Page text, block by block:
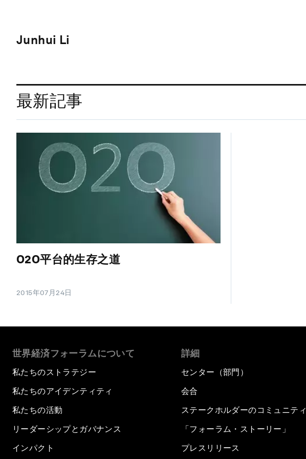
Junhui Li
最新記事
O2O平台的生存之道
2015年07月24日
世界経済フォーラムについて
私たちのストラテジー
私たちのアイデンティティ
私たちの活動
リーダーシップとガバナンス
インパクト
詳細
センター（部門）
会合
ステークホルダーのコミュニティ
「フォーラム・ストーリー」
プレスリリース